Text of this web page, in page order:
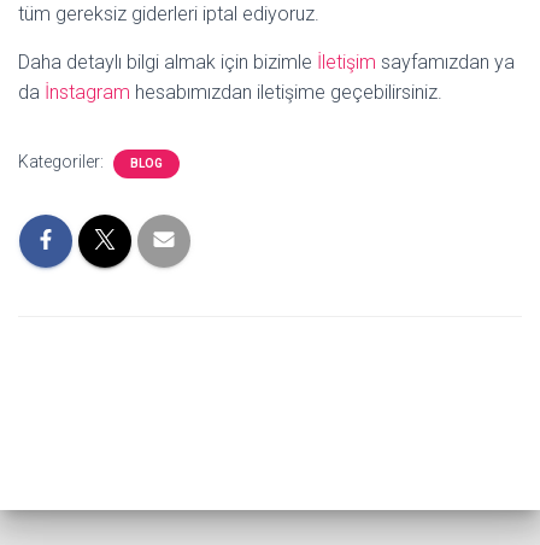
tüm gereksiz giderleri iptal ediyoruz.
Daha detaylı bilgi almak için bizimle İletişim sayfamızdan ya
da İnstagram hesabımızdan iletişime geçebilirsiniz.
Kategoriler: BLOG